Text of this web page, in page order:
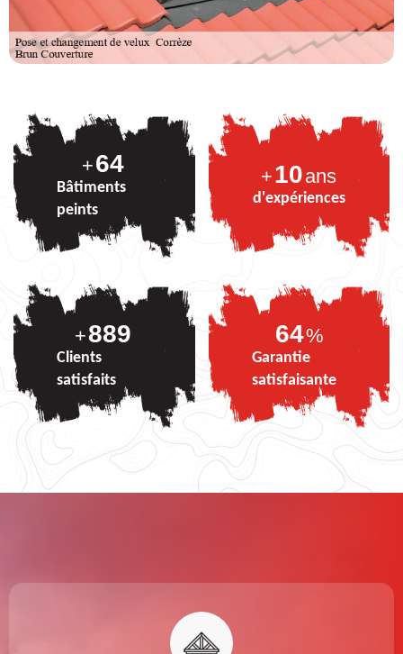
+81
Bâtiments
peints
+10ans
d'expériences
+889
Clients
satisfaits
81%
Garantie
satisfaisante